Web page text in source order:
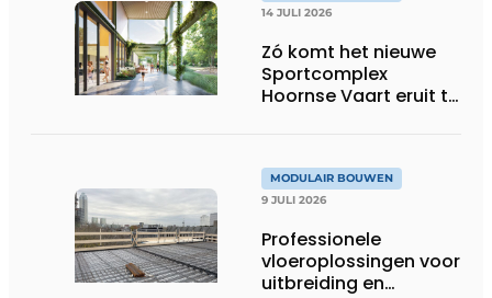
14 JULI 2026
Zó komt het nieuwe
Sportcomplex
Hoornse Vaart eruit te
MODULAIR BOUWEN
9 JULI 2026
Professionele
vloeroplossingen voor
uitbreiding en